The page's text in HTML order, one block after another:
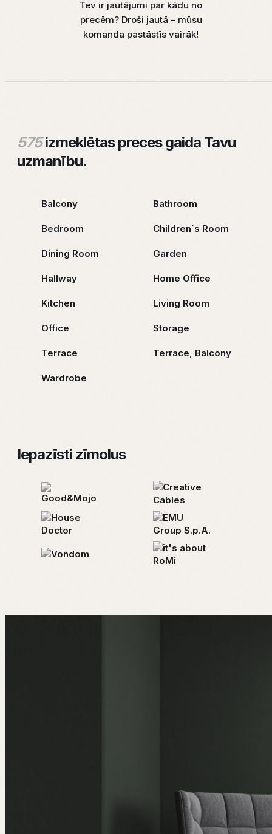
Tev ir jautājumi par kādu no
precēm? Droši jautā – mūsu
komanda pastāstīs vairāk!
575izmeklētas preces gaida Tavu
uzmanību.
Balcony Bathroom
Bedroom Children`s Room
Dining Room Garden
Hallway Home Office
Kitchen Living Room
Office Storage
Terrace Terrace, Balcony
Wardrobe
Iepazīsti zīmolus